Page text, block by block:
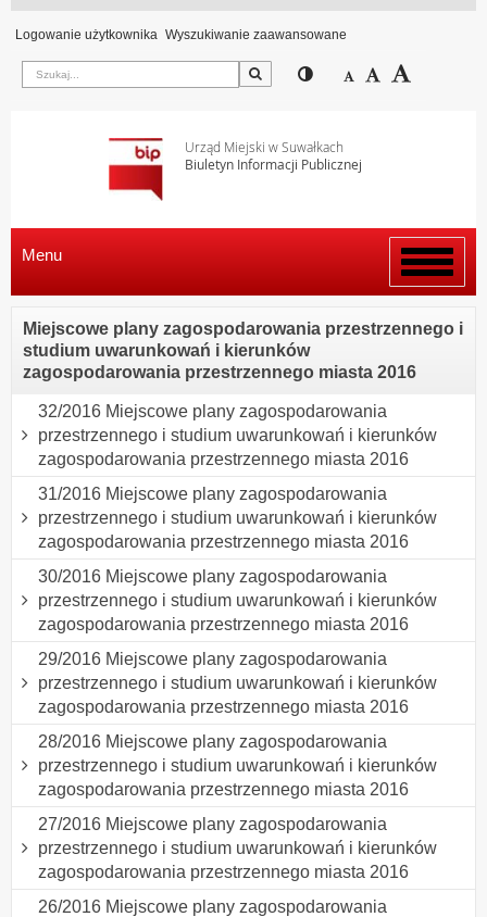
Logowanie użytkownika Wyszukiwanie zaawansowane
Szukaj Przełącz pomiędzy
Zmniejsz
Domyślny
Urząd Miejski w Suwałkach
Biuletyn Informacji Publicznej
Włącz
menu
Menu
Miejscowe plany zagospodarowania przestrzennego i
studium uwarunkowań i kierunków
zagospodarowania przestrzennego miasta 2016
32/2016 Miejscowe plany zagospodarowania
przestrzennego i studium uwarunkowań i kierunków
zagospodarowania przestrzennego miasta 2016
31/2016 Miejscowe plany zagospodarowania
przestrzennego i studium uwarunkowań i kierunków
zagospodarowania przestrzennego miasta 2016
30/2016 Miejscowe plany zagospodarowania
przestrzennego i studium uwarunkowań i kierunków
zagospodarowania przestrzennego miasta 2016
29/2016 Miejscowe plany zagospodarowania
przestrzennego i studium uwarunkowań i kierunków
zagospodarowania przestrzennego miasta 2016
28/2016 Miejscowe plany zagospodarowania
przestrzennego i studium uwarunkowań i kierunków
zagospodarowania przestrzennego miasta 2016
27/2016 Miejscowe plany zagospodarowania
przestrzennego i studium uwarunkowań i kierunków
zagospodarowania przestrzennego miasta 2016
26/2016 Miejscowe plany zagospodarowania